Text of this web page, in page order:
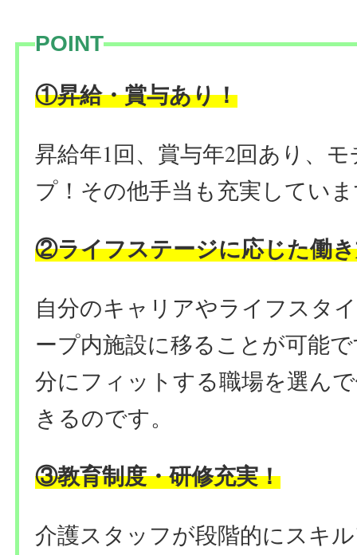
POINT
①昇給・賞与あり！
昇給年1回、賞与年2回あり、
プ！ その他手当も充実してい
②ライフステージに応じた働
自分のキャリアやライフスタ
ープ内施設に移ることが可能
分にフィットする職場を選ん
きるのです。
③教育制度・研修充実！
介護スタッフが段階的にスキ